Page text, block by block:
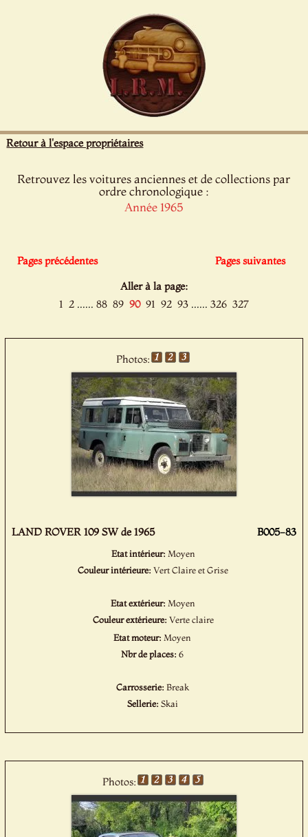
Retour à l'espace propriétaires
Retrouvez les voitures anciennes et de collections par
ordre chronologique :
Année 1965
Pages précédentes
Pages suivantes
Aller à la page:
1 2 ...... 88 89 90 91 92 93 ...... 326 327
Photos:
LAND ROVER 109 SW de 1965 B005-83
Etat intérieur: Moyen
Couleur intérieure:Vert Claire et Grise
Etat extérieur: Moyen
Couleur extérieure: Verte claire
Etat moteur: Moyen
Nbr de places:6
Carrosserie: Break
Sellerie: Skai
Photos: